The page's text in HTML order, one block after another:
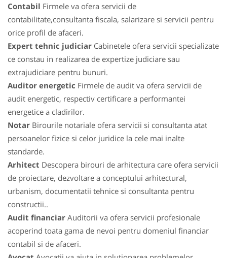
Contabil Firmele va ofera servicii de
contabilitate,consultanta fiscala, salarizare si servicii pentru
orice profil de afaceri.
Expert tehnic judiciar Cabinetele ofera servicii specializate
ce constau in realizarea de expertize judiciare sau
extrajudiciare pentru bunuri.
Auditor energetic Firmele de audit va ofera servicii de
audit energetic, respectiv certificare a performantei
energetice a cladirilor.
Notar Birourile notariale ofera servicii si consultanta atat
persoanelor fizice si celor juridice la cele mai inalte
standarde.
Arhitect Descopera birouri de arhitectura care ofera servicii
de proiectare, dezvoltare a conceptului arhitectural,
urbanism, documentatii tehnice si consultanta pentru
constructii..
Audit financiar Auditorii va ofera servicii profesionale
acoperind toata gama de nevoi pentru domeniul financiar
contabil si de afaceri.